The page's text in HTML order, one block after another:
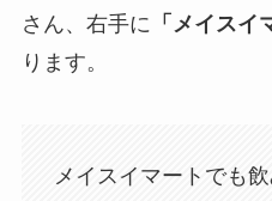
さん、右手に 「メイスイ
ります。
メイスイマートでも